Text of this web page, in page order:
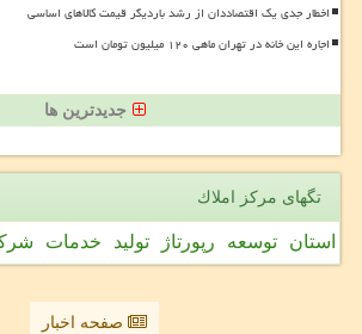
اخطار جدی یک اقتصاددان از رشد باردیگر قیمت کالاهای اساسی
اجاره این خانه در تهران ماهی ۱۲۰ میلیون تومان است
جدیدترین ها
تگهای مركز املاك
استان توسعه رپورتاژ تولید خدمات
صفحه اخبار